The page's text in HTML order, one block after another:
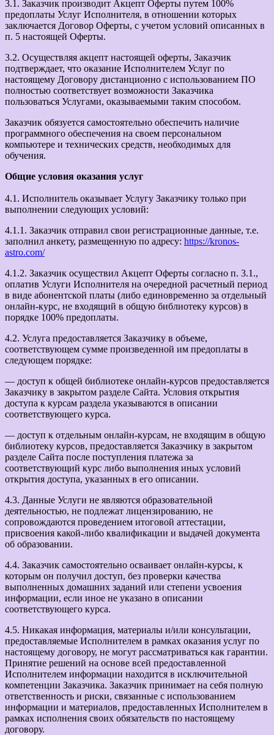
3.1. Заказчик производит Акцепт Оферты путем 100%
предоплаты Услуг Исполнителя, в отношении которых
заключается Договор Оферты, с учетом условий описанных в
п. 5 настоящей Оферты.
3.2. Осуществляя акцепт настоящей оферты, Заказчик
подтверждает, что оказание Исполнителем Услуг по
настоящему Договору дистанционно с использованием ПО
полностью соответствует возможности Заказчика
пользоваться Услугами, оказываемыми таким способом.
Заказчик обязуется самостоятельно обеспечить наличие
программного обеспечения на своем персональном
компьютере и технических средств, необходимых для
обучения.
Общие условия оказания услуг
4.1. Исполнитель оказывает Услугу Заказчику только при
выполнении следующих условий:
4.1.1. Заказчик отправил свои регистрационные данные, т.е.
заполнил анкету, размещенную по адресу: https://kronos-
astro.com/
4.1.2. Заказчик осуществил Акцепт Оферты согласно п. 3.1.,
оплатив Услуги Исполнителя на очередной расчетный период
в виде абонентской платы (либо единовременно за отдельный
онлайн-курс, не входящий в общую библиотеку курсов) в
порядке 100% предоплаты.
4.2. Услуга предоставляется Заказчику в объеме,
соответствующем сумме произведенной им предоплаты в
следующем порядке:
— доступ к общей библиотеке онлайн-курсов предоставляется
Заказчику в закрытом разделе Сайта. Условия открытия
доступа к курсам раздела указываются в описании
соответствующего курса.
— доступ к отдельным онлайн-курсам, не входящим в общую
библиотеку курсов, предоставляется Заказчику в закрытом
разделе Сайта после поступления платежа за
соответствующий курс либо выполнения иных условий
открытия доступа, указанных в его описании.
4.3. Данные Услуги не являются образовательной
деятельностью, не подлежат лицензированию, не
сопровождаются проведением итоговой аттестации,
присвоения какой-либо квалификации и выдачей документа
об образовании.
4.4. Заказчик самостоятельно осваивает онлайн-курсы, к
которым он получил доступ, без проверки качества
выполненных домашних заданий или степени усвоения
информации, если иное не указано в описании
соответствующего курса.
4.5. Никакая информация, материалы и/или консультации,
предоставляемые Исполнителем в рамках оказания услуг по
настоящему договору, не могут рассматриваться как гарантии.
Принятие решений на основе всей предоставленной
Исполнителем информации находится в исключительной
компетенции Заказчика. Заказчик принимает на себя полную
ответственность и риски, связанные с использованием
информации и материалов, предоставленных Исполнителем в
рамках исполнения своих обязательств по настоящему
договору.